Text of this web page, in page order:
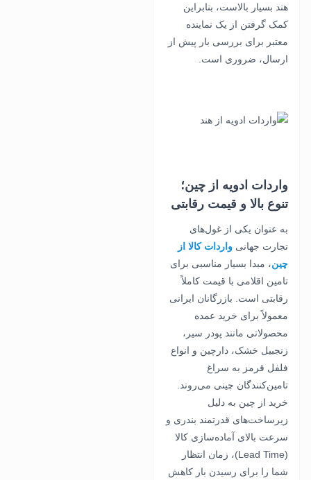
هند بسیار بالاست، بنابراین
کمک گرفتن از یک نماینده
معتبر برای بررسی بار پیش از
ارسال، ضروری است.
واردات ادویه از چین؛
تنوع بالا و قیمت رقابتی
به عنوان یکی از غول‌های
تجارت جهانی واردات کالا از
چین، مبدا بسیار مناسبی برای
تامین اقلامی با قیمت کاملاً
رقابتی است. بازرگانان ایرانی
معمولاً برای خرید عمده
محصولاتی مانند پودر سیر،
زنجبیل خشک، دارچین و انواع
فلفل قرمز به سراغ
تامین‌کنندگان چینی می‌روند.
خرید از چین به دلیل
زیرساخت‌های قدرتمند بندری و
سرعت بالای آماده‌سازی کالا
(Lead Time)، زمان انتظار
شما را برای رسیدن بار کاهش